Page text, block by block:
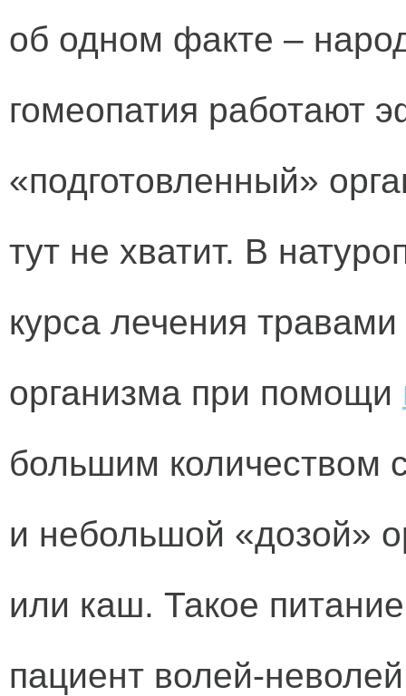
об одном факте –
гомеопатия работают
«подготовленный»
тут не хватит. В
курса лечения
организма при помощи
большим количеством
и небольшой «дозой»
или каш. Такое
пациент волей-